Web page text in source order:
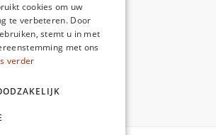
PinterestWhatsApp
cookies om uw
te verbeteren. Door
stemt u in met
met ons
verder